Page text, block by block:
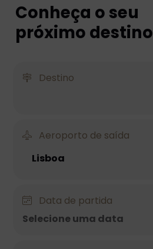
Conheça o seu
próximo destino
Destino
Aeroporto de saída
Data de partida
Selecione uma data